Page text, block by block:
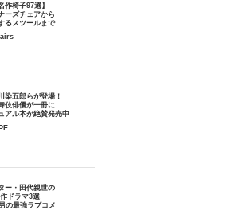
作椅子97選】
ーズチェアから
るスツールまで
染五郎らが登場！
伎俳優が一冊に
アル本が絶賛発売中
ー・田代親世の
ドラマ3選
最強ラブコメ